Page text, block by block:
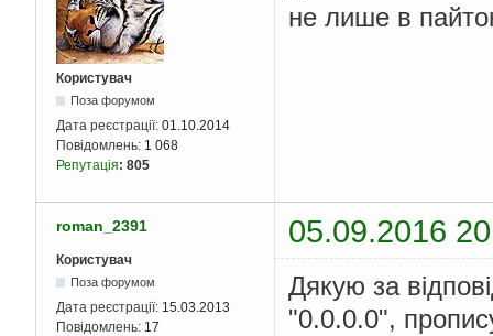
Користувач
Поза форумом
Дата реєстрації: 01.10.2014
Повідомлень: 1 068
Репутація: 805
не лише в
roman_2391 05.09.2016
Користувач
Поза форумом
Дата реєстрації: 15.03.2013
Повідомлень: 17
Дякую за
"0.0.0.0",